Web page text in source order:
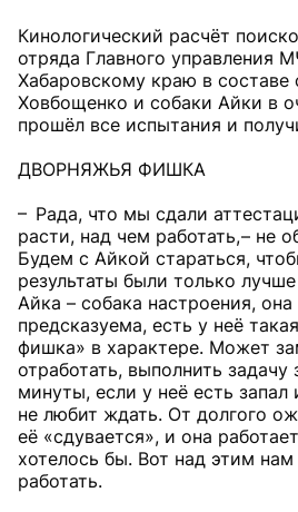
Кинологический расчёт
отряда Главного управления
Хабаровскому краю в составе
Ховбощенко и собаки Айки в
прошёл все испытания и
ДВОРНЯЖЬЯ ФИШКА
– Рада, что мы сдали
расти, над чем работать, – не
Будем с Айкой стараться,
результаты были только
Айка – собака настроения, она
предсказуема, есть у неё
фишка» в характере. Может
отработать, выполнить задачу
минуты, если у неё есть
не любит ждать. От долгого
её «сдувается», и она
хотелось бы. Вот над этим
работать.